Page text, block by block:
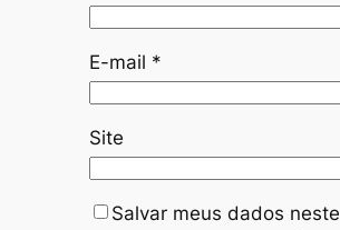
E-mail *
Site
Salvar meus dados neste